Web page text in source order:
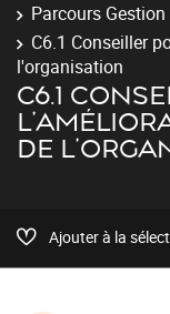
Parcours
C6.1 Conseiller
l'organisation
C6.1
DE
Ajouter à la